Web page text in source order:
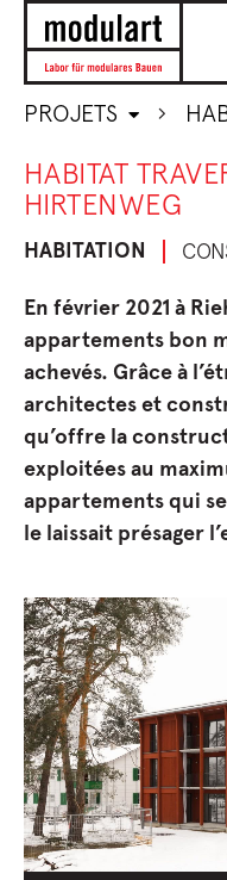
PROJETS
HABITAT
HIRTENWEG
HABITATION
En février 2021 à
appartements bon
achevés. Grâce à
architectes et
qu’offre la
exploitées au
appartements qui
le laissait présager